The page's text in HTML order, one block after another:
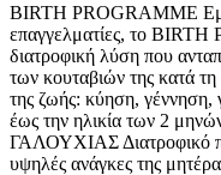
BIRTH PROGRAMME
επαγγελματίες, το BIRTH
διατροφική λύση που
των κουταβιών της κατά
της ζωής: κύηση, γέννηση,
έως την ηλικία των 2
ΓΑΛΟΥΧΙΑΣ Διατροφικό
υψηλές ανάγκες της